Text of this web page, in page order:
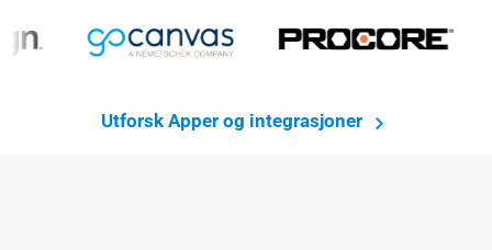
Utforsk Apper og integrasjoner